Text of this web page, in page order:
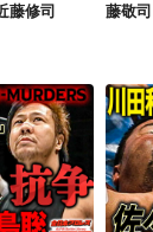
藤修司
藤敬
全日本プロレス バトルライブラリー 2008年3月1日 三冠ヘビー級選手権 佐々木健介 VS 小島聡